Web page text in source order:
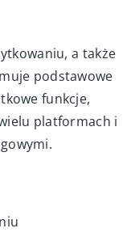
a także
podstawowe
funkcje,
platformach i